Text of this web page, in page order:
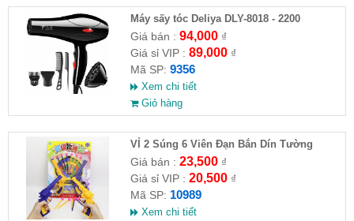
Máy sấy tóc Deliya DLY-8018 - 2200
Giá bán : 94,000₫
Giá sỉ VIP : 89,000₫
Mã SP: 9356
Xem chi tiết
Giỏ hàng
VỈ 2 Súng 6 Viên Đạn Bắn Dín Tường
Giá bán : 23,500₫
Giá sỉ VIP : 20,500₫
Mã SP: 10989
Xem chi tiết